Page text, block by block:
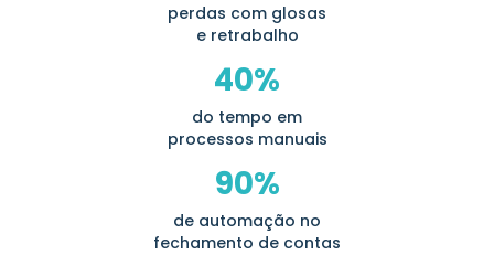
perdas com glosas
e retrabalho
40%
do tempo em
processos manuais
90%
de automação no
fechamento de contas